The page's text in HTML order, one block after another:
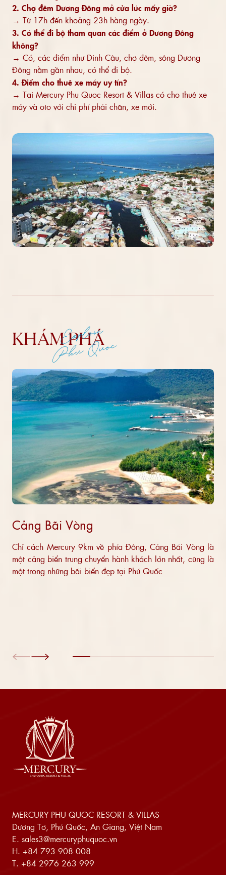
2. Chợ đêm Dương Đông mở cửa lúc mấy giờ?
→ Từ 17h đến khoảng 23h hàng ngày.
3. Có thể đi bộ tham quan các điểm ở Dương Đông
không?
→ Có, các điểm như Dinh Cậu, chợ đêm, sông Dương
Đông nằm gần nhau, có thể đi bộ.
4. Điểm cho thuê xe máy uy tín?
→ Tại Mercury Phu Quoc Resort & Villas có cho thuê xe
máy và oto với chi phí phải chăn, xe mới.
KHÁM PHÁ
Explore
Phu Quoc
Cảng Bãi Vòng
Chỉ cách Mercury 9km về phía Đông, Cảng Bãi Vòng là
một cảng biển trung chuyển hành khách lớn nhất, cũng là
một trong những bãi biển đẹp tại Phú Quốc
MERCURY PHU QUOC RESORT & VILLAS
Dương Tơ, Phú Quốc, An Giang, Việt Nam
E. sales3@mercuryphuquoc.vn
H. +84 793 908 008
T. +84 2976 263 999